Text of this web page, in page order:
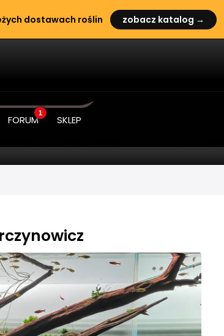
dostawach roślin zobacz katalog →
FORUM
1
SKLEP